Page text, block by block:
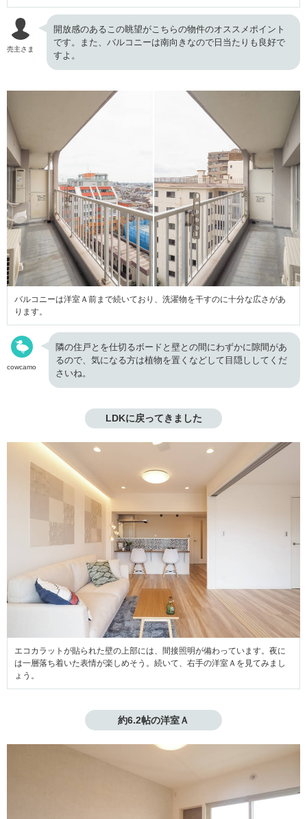
売主さま
開放感のあるこの眺望がこちらの物件のオススメポイント
です。また、バルコニーは南向きなので日当たりも良好で
すよ。
バルコニーは洋室Ａ前まで続いており、洗濯物を干すのに十分な広さがあ
ります。
cowcamo
隣の住戸とを仕切るボードと壁との間にわずかに隙間があ
るので、気になる方は植物を置くなどして目隠ししてくだ
さいね。
LDKに戻ってきました
エコカラットが貼られた壁の上部には、間接照明が備わっています。夜に
は一層落ち着いた表情が楽しめそう。続いて、右手の洋室Ａを見てみまし
ょう。
約6.2帖の洋室Ａ